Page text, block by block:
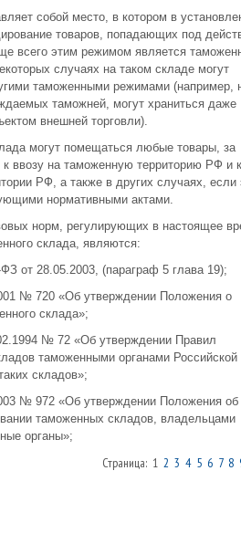
собой место, в котором в
товаров, попадающих под
всего этим режимом является
случаях на таком складе могут
таможенными режимами (например,
таможней, могут храниться даже
внешней торговли).
могут помещаться любые товары, за
ввозу на таможенную территорию РФ и к
РФ, а также в других случаях, если
нормативными актами.
норм, регулирующих в настоящее
склада, являются:
от 28.05.2003, (параграф 5 глава 19);
№ 720 «Об утверждении Положения о
склада»;
№ 72 «Об утверждении Правил
таможенными органами Российской
складов»;
№ 972 «Об утверждении Положения об
таможенных складов, владельцами
органы»;
Страница: 1 2 3 4 5 6 7 8